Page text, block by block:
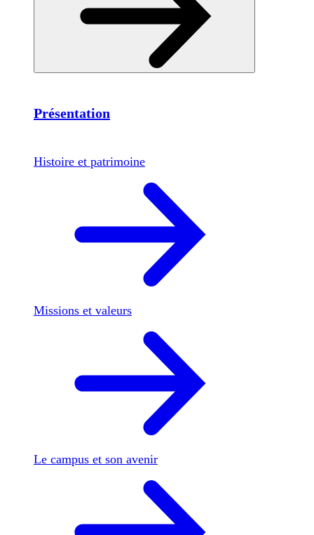
Présentation
Histoire et patrimoine
Missions et valeurs
Le campus et son avenir